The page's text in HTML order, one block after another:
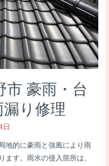
市 豪雨・台
り修理
日
地的に豪雨と強風により雨
ます。雨水の侵入箇所は、